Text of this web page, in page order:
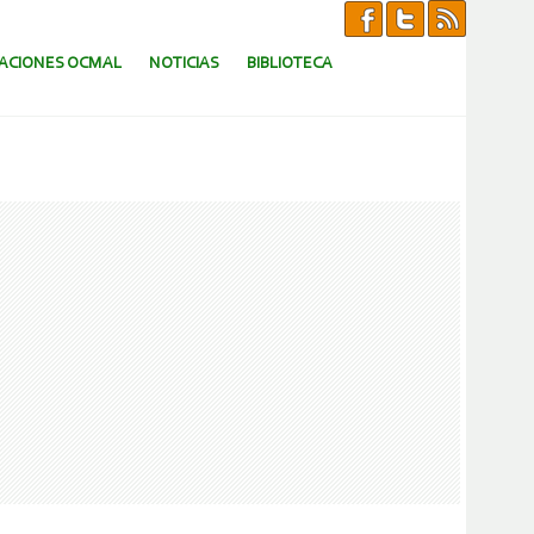
OCMAL NOTICIAS BIBLIOTECA